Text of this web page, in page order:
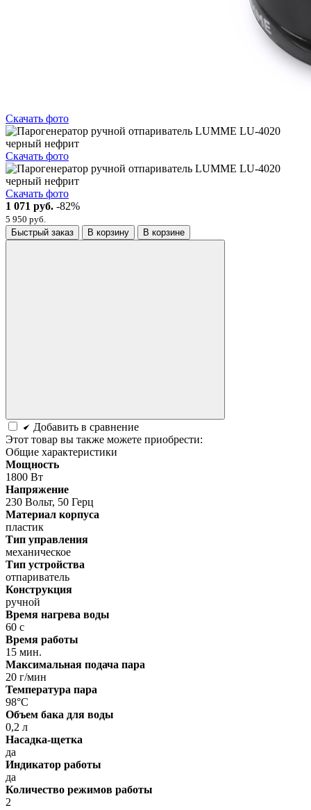
Скачать фото
Скачать фото
Скачать фото
1 071 руб. -82%
5 950 руб.
Быстрый заказ
В корзину В корзине
Добавить в сравнение
Этот товар вы также можете приобрести:
Общие характеристики
Мощность
1800 Вт
Напряжение
230 Вольт, 50 Герц
Материал корпуса
пластик
Тип управления
механическое
Тип устройства
отпариватель
Конструкция
ручной
Время нагрева воды
60 с
Время работы
15 мин.
Максимальная подача пара
20 г/мин
Температура пара
98°C
Объем бака для воды
0,2 л
Насадка-щетка
да
Индикатор работы
да
Количество режимов работы
2